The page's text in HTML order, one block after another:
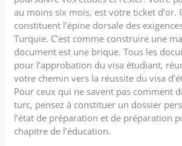
au moins six mois, est votre ticket d’or.
constituent l’épine dorsale des
Turquie. C’est comme construire une
document est une brique. Tous les
pour l’approbation du visa étudiant,
votre chemin vers la réussite du visa
Pour ceux qui ne savent pas comment
turc, pensez à constituer un dossier
l’état de préparation et de préparation
chapitre de l’éducation.